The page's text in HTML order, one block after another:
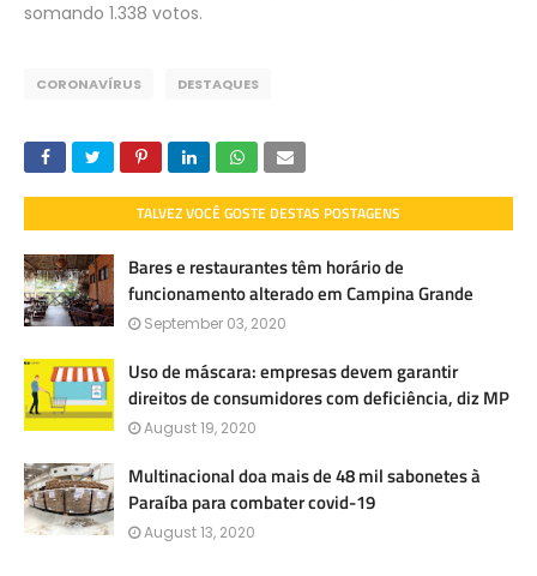
somando 1.338 votos.
CORONAVÍRUS DESTAQUES
TALVEZ VOCÊ GOSTE DESTAS POSTAGENS
Bares e restaurantes têm horário de
funcionamento alterado em Campina Grande
September 03, 2020
Uso de máscara: empresas devem garantir
direitos de consumidores com deficiência, diz MP
August 19, 2020
Multinacional doa mais de 48 mil sabonetes à
Paraíba para combater covid-19
August 13, 2020